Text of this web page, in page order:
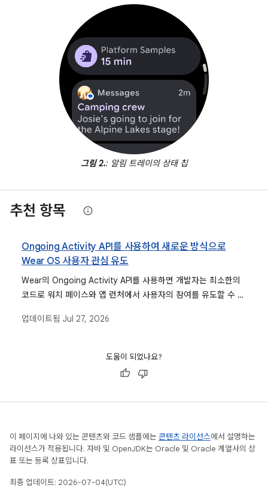
그림 2.: 알림 트레이의 상태 칩
추천 항목
Ongoing Activity API를 사용하여 새로운 방식으로
Wear OS 사용자 관심 유도
Wear의 Ongoing Activity API를 사용하면 개발자는 최소한의
코드로 워치 페이스와 앱 런처에서 사용자의 참여를 유도할 수 있
아가도록 할 수 있습니다.
업데이트됨 Jul 27, 2026
도움이 되었나요?
이 페이지에 나와 있는 콘텐츠와 코드 샘플에는 콘텐츠 라이선스에서 설명하는
라이선스가 적용됩니다. 자바 및 OpenJDK는 Oracle 및 Oracle 계열사의 상
표 또는 등록 상표입니다.
최종 업데이트: 2026-07-04(UTC)